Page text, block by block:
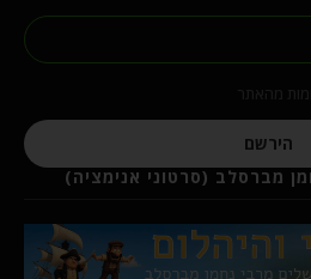
הירשם
מברסלב (סרטוני אנימציה)